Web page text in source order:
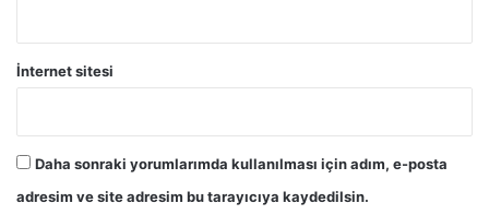
İnternet sitesi
Daha sonraki yorumlarımda kullanılması için adım, e-posta
adresim ve site adresim bu tarayıcıya kaydedilsin.